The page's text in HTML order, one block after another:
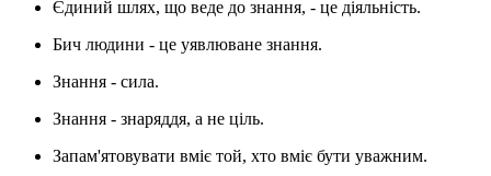
Єдиний шлях, що веде до знання, - це діяльність.
Бич людини - це уявлюване знання.
Знання - сила.
Знання - знаряддя, а не ціль.
Запам'ятовувати вміє той, хто вміє бути уважним.